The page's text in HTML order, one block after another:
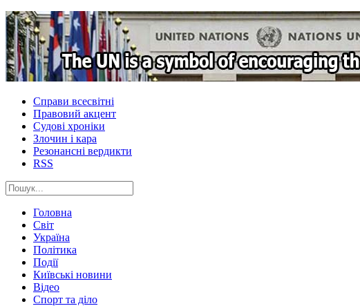
Справи всесвітні
Правовий акцент
Судові хроніки
Злочин і кара
Резонансні вердикти
RSS
Головна
Світ
Україна
Політика
Події
Київські новини
Відео
Спорт та діло